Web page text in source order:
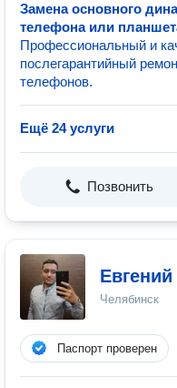
Замена основного
телефона или
Профессиональный и
послегарантийный
телефонов.
Ещё 24 услуги
Позвонить
Евгений
Челябинск
Паспорт проверен